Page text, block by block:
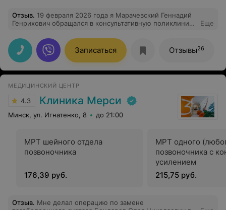
Отзыв. 19 февраля 2026 года я Марачевский Геннадий
Генрихович обращался в консультативную поликлинику
кабинет 301. Прием вели доктор -офтальмолог
Анастасия Валерьена и медсестра Жанна. Хочу
выразить благодарность им за чуткость и внимание к
моей проблеме. Проконсультировали
профессионально и доступно, разъяснили последствия
Еще
Записаться Отзывы26
МЕДИЦИНСКИЙ ЦЕНТР
4.3 Клиника Мерси
Минск, ул. Игнатенко, 8 до 21:00
МРТ шейного отдела
позвоночника
176,39 руб.
МРТ одного
позвоночника с
усилением
215,75 руб.
Отзыв. Мне делал операцию по замене